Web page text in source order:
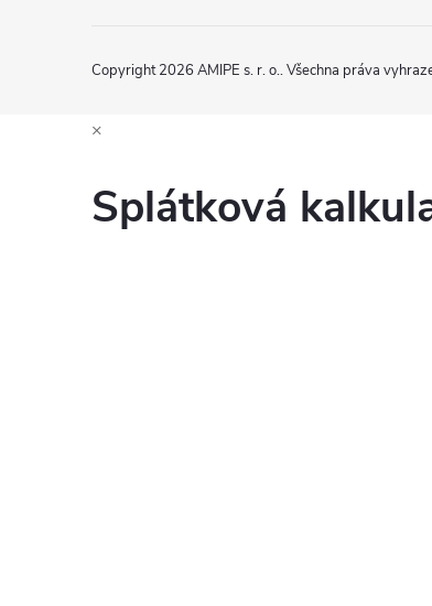
Copyright 2026 AMIPE s. r. o.. Všechna práva
×
Splátková